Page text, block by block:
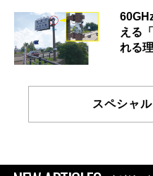
える
れる
スペシャ